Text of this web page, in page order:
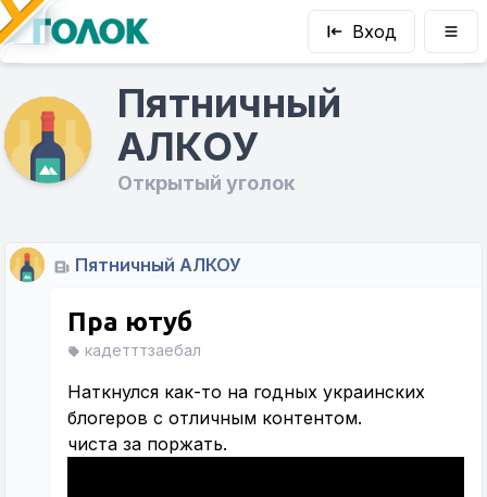
Вход
Пятничный
АЛКОУ
Открытый уголок
Пятничный АЛКОУ
Пра ютуб
кадетттзаебал
Наткнулся как-то на годных украинских
блогеров с отличным контентом.
чиста за поржать.